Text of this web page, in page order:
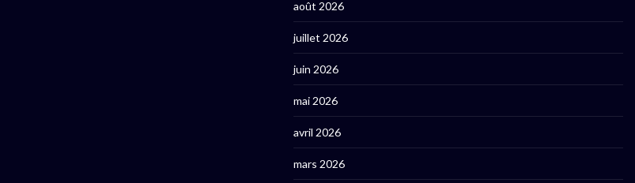
août 2026
juillet 2026
juin 2026
mai 2026
avril 2026
mars 2026